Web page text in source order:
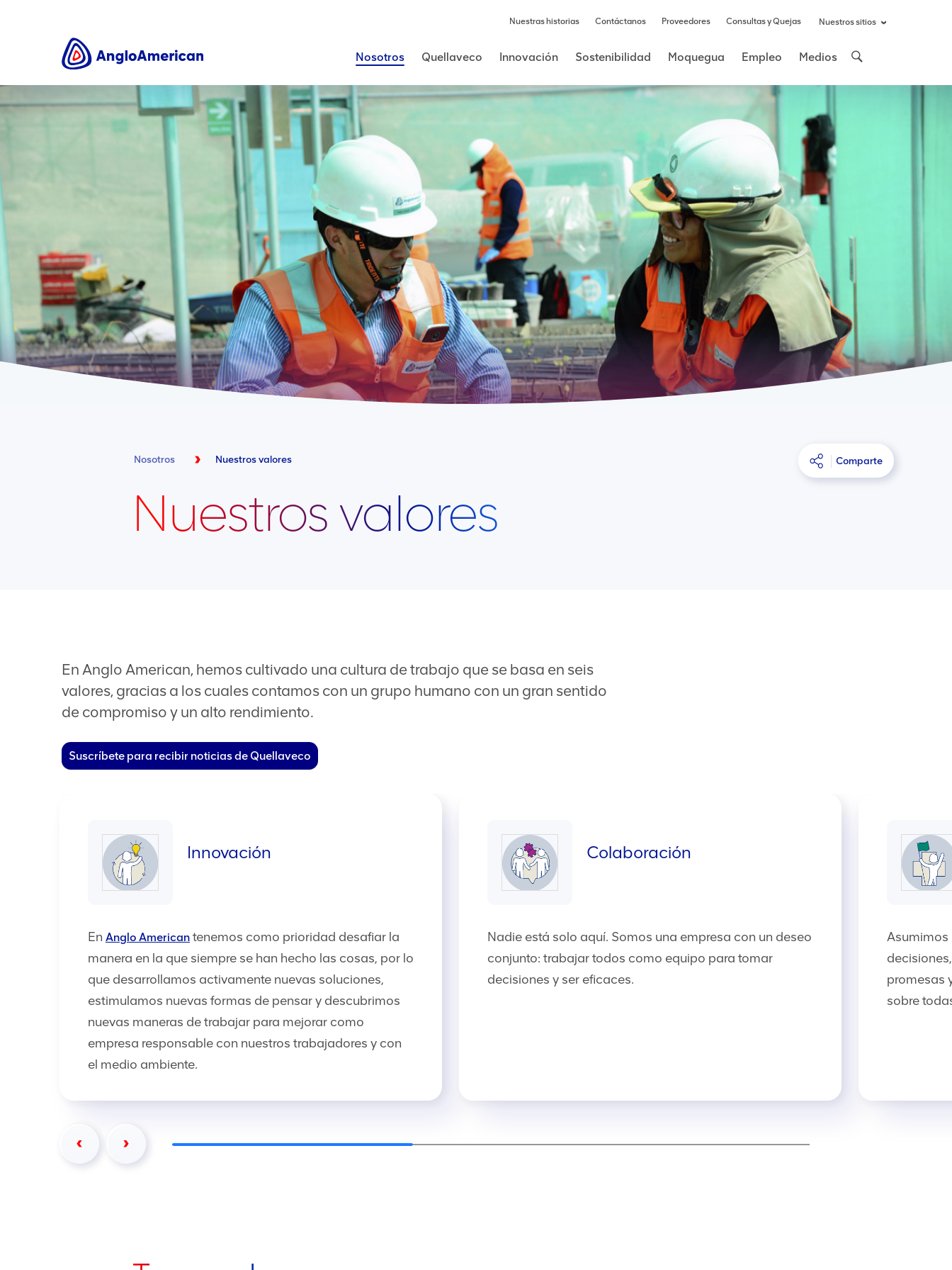
Nuestras historias Contáctanos Proveedores Consultas y Quejas Nuestros sitios
Nosotros Quellaveco Innovación Sostenibilidad Moquegua Empleo Medios
Nosotros Nuestros valores Comparte
Nuestros valores
En Anglo American, hemos cultivado una cultura de trabajo que se basa en seis
valores, gracias a los cuales contamos con un grupo humano con un gran sentido
de compromiso y un alto rendimiento.
Suscríbete para recibir noticias de Quellaveco
Innovación
En Anglo American tenemos como prioridad desafiar la
manera en la que siempre se han hecho las cosas, por lo
que desarrollamos activamente nuevas soluciones,
estimulamos nuevas formas de pensar y descubrimos
nuevas maneras de trabajar para mejorar como
empresa responsable con nuestros trabajadores y con
el medio ambiente.
Colaboración
Nadie está solo aquí. Somos una empresa con un deseo
conjunto: trabajar todos como equipo para tomar
decisiones y ser eficaces.
Asumimos
promesas
sobre